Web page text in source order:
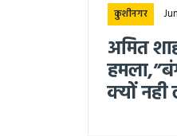
कुशीनगर
अमित
क्यों नही